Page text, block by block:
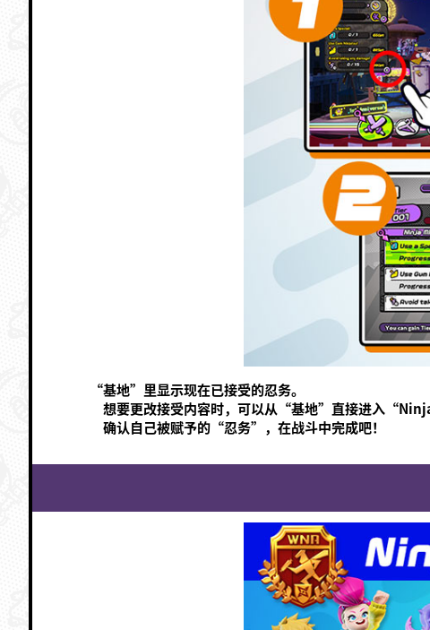
“基地”里显示现在已接受的忍务。
想要更改接受内容时，可以从“基地”直接进入
确认自己被赋予的“忍务”，在战斗中完成吧！